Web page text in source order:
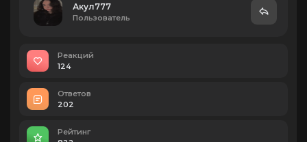
Акул777
Пользователь
Реакций
124
Ответов
202
Рейтинг